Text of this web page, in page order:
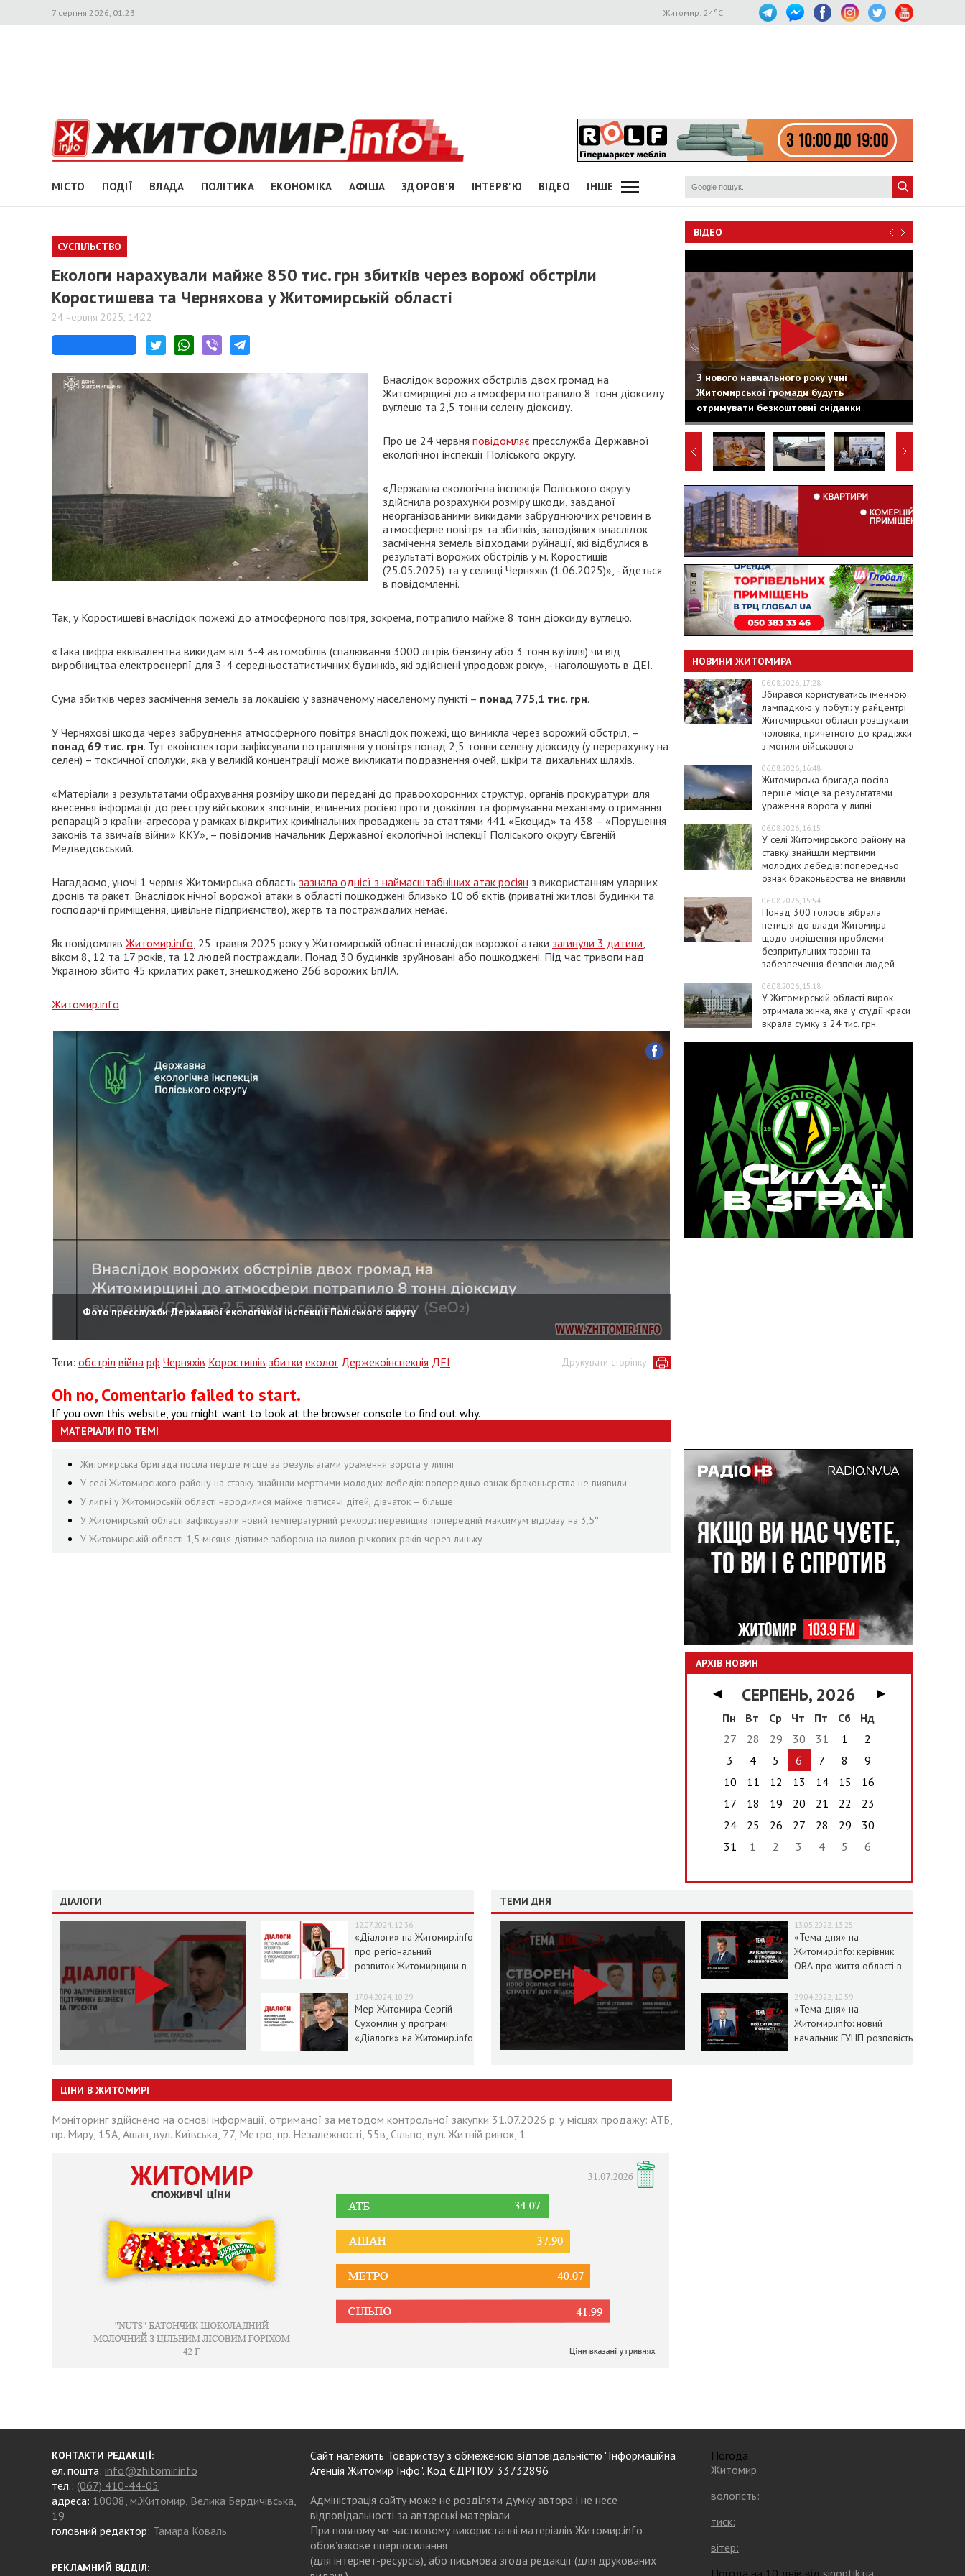
7 серпня 2026, 01:23 Житомир: 24°C
МІСТО ПОДІЇ ВЛАДА ПОЛІТИКА ЕКОНОМІКА АФІША ЗДОРОВ'Я ІНТЕРВ'Ю ВІДЕО ІНШЕ
СУСПІЛЬСТВО
Екологи нарахували майже 850 тис. грн збитків через ворожі обстріли
Коростишева та Черняхова у Житомирській області
24 червня 2025, 14:22
Внаслідок ворожих обстрілів двох громад на
Житомирщині до атмосфери потрапило 8 тонн діоксиду
вуглецю та 2,5 тонни селену діоксиду.
Про це 24 червня повідомляє пресслужба Державної
екологічної інспекції Поліського округу.
«Державна екологічна інспекція Поліського округу
здійснила розрахунки розміру шкоди, завданої
неорганізованими викидами забруднюючих речовин в
атмосферне повітря та збитків, заподіяних внаслідок
засмічення земель відходами руйнації, які відбулися в
результаті ворожих обстрілів у м. Коростишів
(25.05.2025) та у селищі Черняхів (1.06.2025)», - йдеться
в повідомленні.
Так, у Коростишеві внаслідок пожежі до атмосферного повітря, зокрема, потрапило майже 8 тонн діоксиду вуглецю.
«Така цифра еквівалентна викидам від 3-4 автомобілів (спалювання 3000 літрів бензину або 3 тонн вугілля) чи від
виробництва електроенергії для 3-4 середньостатистичних будинків, які здійснені упродовж року», - наголошують в ДЕІ.
Сума збитків через засмічення земель за локацією у зазначеному населеному пункті – понад 775,1 тис. грн.
У Черняхові шкода через забруднення атмосферного повітря внаслідок пожежі, що виникла через ворожий обстріл, –
понад 69 тис. грн. Тут екоінспектори зафіксували потрапляння у повітря понад 2,5 тонни селену діоксиду (у перерахунку на
селен) – токсичної сполуки, яка у великій концентрації може викликати подразнення очей, шкіри та дихальних шляхів.
«Матеріали з результатами обрахування розміру шкоди передані до правоохоронних структур, органів прокуратури для
внесення інформації до реєстру військових злочинів, вчинених росією проти довкілля та формування механізму отримання
репарацій з країни-агресора у рамках відкритих кримінальних проваджень за статтями 441 «Екоцид» та 438 – «Порушення
законів та звичаїв війни» ККУ», – повідомив начальник Державної екологічної інспекції Поліського округу Євгеній
Медведовський.
Нагадаємо, уночі 1 червня Житомирська область зазнала однієї з наймасштабніших атак росіян з використанням ударних
дронів та ракет. Внаслідок нічної ворожої атаки в області пошкоджені близько 10 об’єктів (приватні житлові будинки та
господарчі приміщення, цивільне підприємство), жертв та постраждалих немає.
Як повідомляв Житомир.info, 25 травня 2025 року у Житомирській області внаслідок ворожої атаки загинули 3 дитини,
віком 8, 12 та 17 років, та 12 людей постраждали. Понад 30 будинків зруйновані або пошкоджені. Під час тривоги над
Україною збито 45 крилатих ракет, знешкоджено 266 ворожих БпЛА.
Житомир.info
Фото пресслужби Державної екологічної інспекції Поліського округу
Друкувати сторінку
Теги: обстріл війна рф Черняхів Коростишів збитки еколог Держекоінспекція ДЕІ
Oh no, Comentario failed to start.
If you own this website, you might want to look at the browser console to find out why.
МАТЕРІАЛИ ПО ТЕМІ
Житомирська бригада посіла перше місце за результатами ураження ворога у липні
У селі Житомирського району на ставку знайшли мертвими молодих лебедів: попередньо ознак браконьєрства не виявили
У липні у Житомирській області народилися майже півтисячі дітей, дівчаток – більше
У Житомирській області зафіксували новий температурний рекорд: перевищив попередній максимум відразу на 3,5°
У Житомирській області 1,5 місяця діятиме заборона на вилов річкових раків через линьку
ВІДЕО
З нового навчального року учні
Житомирської громади будуть
отримувати безкоштовні сніданки
НОВИНИ ЖИТОМИРА
06.08.2026, 17:28
Збирався користуватись іменною
лампадкою у побуті: у райцентрі
Житомирської області розшукали
чоловіка, причетного до крадіжки
з могили військового
06.08.2026, 16:48
Житомирська бригада посіла
перше місце за результатами
ураження ворога у липні
06.08.2026, 16:15
У селі Житомирського району на
ставку знайшли мертвими
молодих лебедів: попередньо
ознак браконьєрства не виявили
06.08.2026, 15:54
Понад 300 голосів зібрала
петиція до влади Житомира
щодо вирішення проблеми
безпритульних тварин та
забезпечення безпеки людей
06.08.2026, 15:18
У Житомирській області вирок
отримала жінка, яка у студії краси
вкрала сумку з 24 тис. грн
АРХІВ НОВИН
◀ СЕРПЕНЬ, 2026
▶
Пн
Вт Ср Чт Пт Сб
Нд
27
28 29 30 31 1
2
3
4 5 6 7 8
9
10
11 12 13 14 15
16
17
18 19 20 21 22
23
24
25 26 27 28 29
30
31
1 2 3 4 5 6
ДІАЛОГИ
12.07.2024, 12:36
«Діалоги» на Житомир.info
про регіональний
розвиток Житомирщини в
17.04.2024, 10:29
Мер Житомира Сергій
Сухомлин у програмі
«Діалоги» на Житомир.info
ТЕМИ ДНЯ
13.05.2022, 13:25
«Тема дня» на
Житомир.info: керівник
ОВА про життя області в
29.04.2022, 10:59
«Тема дня» на
Житомир.info: новий
начальник ГУНП розповість
ЦІНИ В ЖИТОМИРІ
Моніторинг здійснено на основі інформації, отриманої за методом контрольної закупки 31.07.2026 р. у місцях продажу: АТБ,
пр. Миру, 15А, Ашан, вул. Київська, 77, Метро, пр. Незалежності, 55в, Сільпо, вул. Житній ринок, 1
КОНТАКТИ РЕДАКЦІЇ:
ел. пошта: info@zhitomir.info
тел.: (067) 410-44-05
адреса: 10008, м.Житомир, Велика Бердичівська,
19
головний редактор: Тамара Коваль
РЕКЛАМНИЙ ВІДДІЛ:
Сайт належить Товариству з обмеженою відповідальністю "Інформаційна
Агенція Житомир Інфо". Код ЄДРПОУ 33732896
Адміністрація сайту може не розділяти думку автора і не несе
відповідальності за авторські матеріали.
При повному чи частковому використанні матеріалів Житомир.info
обов’язкове гіперпосилання
(для інтернет-ресурсів), або письмова згода редакції (для друкованих
Погода
Житомир
вологість:
тиск:
вітер:
Погода на 10 днів від sinoptik.ua